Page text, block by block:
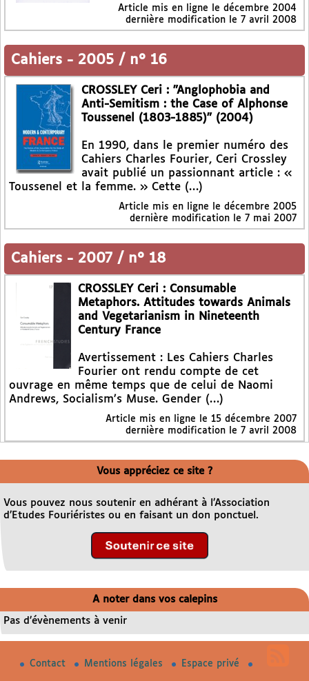
Article mis en ligne le décembre 2004
dernière modification le 7 avril 2008
Cahiers - 2005 / n° 16
CROSSLEY Ceri : "Anglophobia and
Anti-Semitism : the Case of Alphonse
Toussenel (1803-1885)" (2004)
En 1990, dans le premier numéro des
Cahiers Charles Fourier, Ceri Crossley
avait publié un passionnant article : «
Toussenel et la femme. » Cette (…)
Article mis en ligne le décembre 2005
dernière modification le 7 mai 2007
Cahiers - 2007 / n° 18
CROSSLEY Ceri : Consumable
Metaphors. Attitudes towards Animals
and Vegetarianism in Nineteenth
Century France
Avertissement : Les Cahiers Charles
Fourier ont rendu compte de cet
ouvrage en même temps que de celui de Naomi
Andrews, Socialism’s Muse. Gender (…)
Article mis en ligne le 15 décembre 2007
dernière modification le 7 avril 2008
Vous appréciez ce site ?
Vous pouvez nous soutenir en adhérant à l’Association
d’Etudes Fouriéristes ou en faisant un don ponctuel.
A noter dans vos calepins
Pas d’évènements à venir
Contact Mentions légales Espace privé